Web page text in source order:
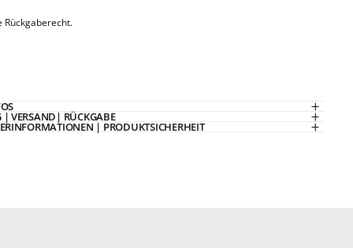
Rückgaberecht.
VERSAND| RÜCKGABE
| PRODUKTSICHERHEIT